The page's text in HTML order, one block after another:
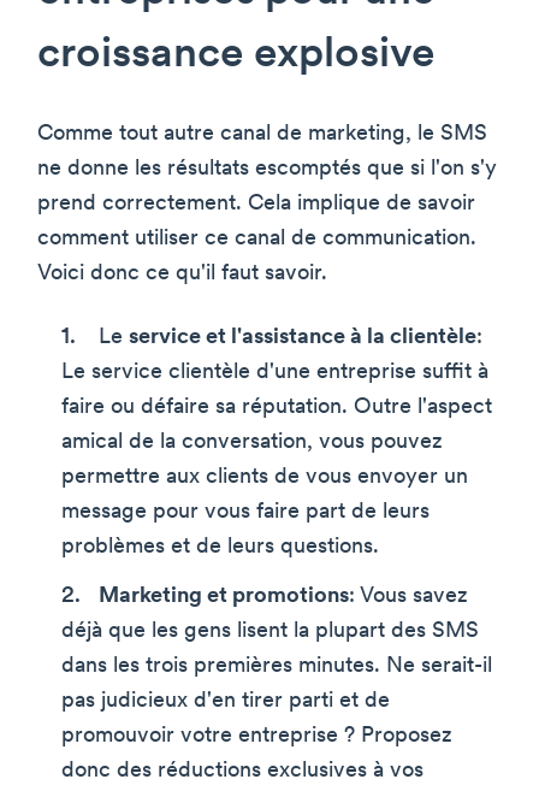
croissance explosive
Comme tout autre canal de marketing, le SMS
ne donne les résultats escomptés que si l'on s'y
prend correctement. Cela implique de savoir
comment utiliser ce canal de communication.
Voici donc ce qu'il faut savoir.
Le service et l'assistance à la clientèle:
Le service clientèle d'une entreprise suffit à
faire ou défaire sa réputation. Outre l'aspect
amical de la conversation, vous pouvez
permettre aux clients de vous envoyer un
message pour vous faire part de leurs
problèmes et de leurs questions.
Marketing et promotions: Vous savez
déjà que les gens lisent la plupart des SMS
dans les trois premières minutes. Ne serait-il
pas judicieux d'en tirer parti et de
promouvoir votre entreprise ? Proposez
donc des réductions exclusives à vos